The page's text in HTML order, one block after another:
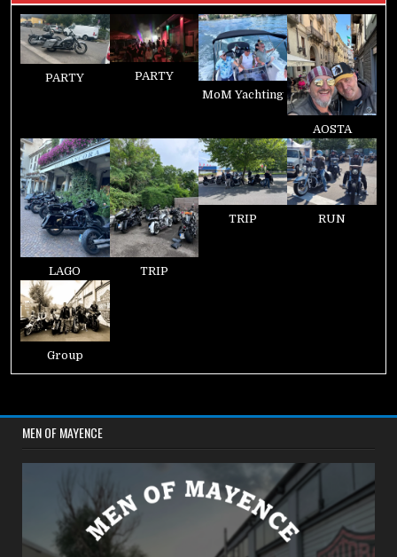
PARTY
PARTY
MoM Yachting
AOSTA
LAGO TRIP
TRIP RUN
Group
MEN OF MAYENCE